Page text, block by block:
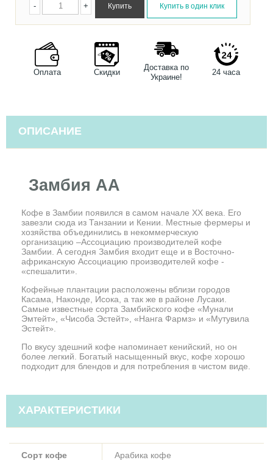
+
-
Оплата Скидки
Доставка по
Украине!
24 часа
ОПИСАНИЕ
Замбия АА
Кофе в Замбии появился в самом начале XX века. Его
завезли сюда из Танзании и Кении. Местные фермеры и
хозяйства объединились в некоммерческую
организацию –Ассоциацию производителей кофе
Замбии. А сегодня Замбия входит еще и в Восточно-
африканскую Ассоциацию производителей кофе -
«спешалити».
Кофейные плантации расположены вблизи городов
Касама, Наконде, Исока, а так же в районе Лусаки.
Самые известные сорта Замбийского кофе «Мунали
Эмтейт», «Чисоба Эстейт», «Нанга Фармз» и «Мутувила
Эстейт».
По вкусу здешний кофе напоминает кенийский, но он
более легкий. Богатый насыщенный вкус, кофе хорошо
подходит для блендов и для потребления в чистом виде.
ХАРАКТЕРИСТИКИ
Сорт кофе Арабика кофе